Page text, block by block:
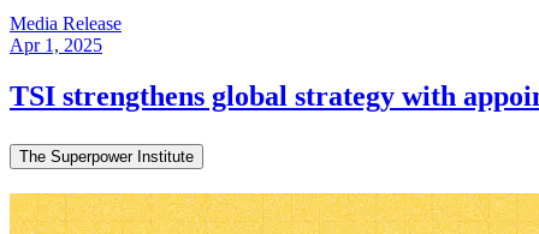
Media Release
Apr 1, 2025
TSI strengthens global strategy with appointment of Joanna Kay as Program Director​​​​‌
The Superpower Institute